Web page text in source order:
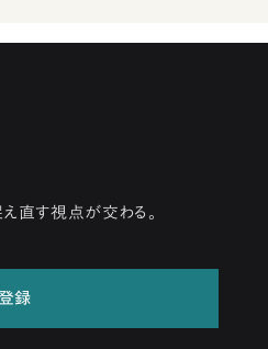
直す視点が交わる。
録